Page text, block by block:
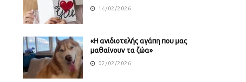
14/02/2026
«Η ανιδιοτελής αγάπη που μας
μαθαίνουν τα ζώα»
02/02/2026